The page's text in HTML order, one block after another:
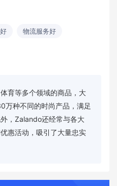
物流服务好
育等多个领域的商品，大
万种不同的时尚产品，满足
，Zalando还经常与各大
惠活动，吸引了大量忠实